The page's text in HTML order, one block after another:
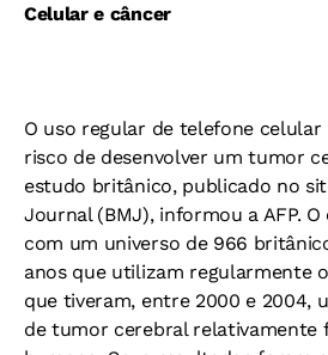
Celular e câncer
O uso regular de telefone celular
risco de desenvolver um tumor
estudo britânico, publicado no
Journal (BMJ), informou a AFP.
com um universo de 966
anos que utilizam regularmente
que tiveram, entre 2000 e 2004,
de tumor cerebral relativamente